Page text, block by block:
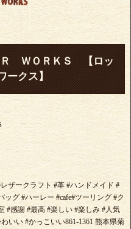
Ｒ ＷＯＲＫＳ 【ロッ
ークス】
Ｓ
ザークラフト #革 #ハンドメイド #
グ #ハーレー #cafe#ツーリング #ク
#感謝 #最高 #楽しい #楽しみ #人気
いい #かっこいい861-1361 熊本県菊